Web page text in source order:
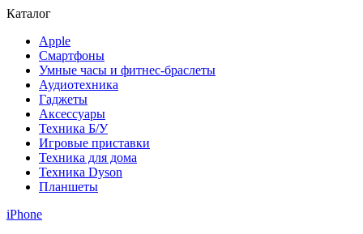
Каталог
Apple
Смартфоны
Умные часы и фитнес-браслеты
Аудиотехника
Гаджеты
Аксессуары
Техника Б/У
Игровые приставки
Техника для дома
Техника Dyson
Планшеты
iPhone